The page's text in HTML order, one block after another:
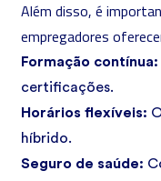
Além disso, é
empregadores
Formação contínua:
certificações.
Horários flexíveis:
híbrido.
Seguro de saúde: